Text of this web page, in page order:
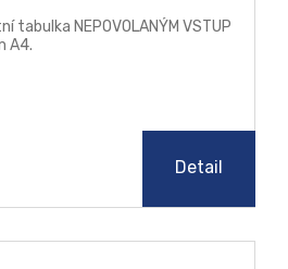
tabulka NEPOVOLANÝM VSTUP
A4.
Detail